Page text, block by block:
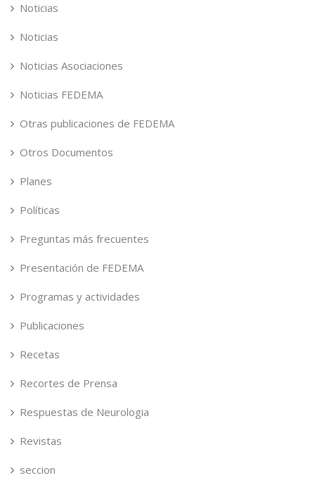
Noticias
Noticias
Noticias Asociaciones
Noticias FEDEMA
Otras publicaciones de FEDEMA
Otros Documentos
Planes
Políticas
Preguntas más frecuentes
Presentación de FEDEMA
Programas y actividades
Publicaciones
Recetas
Recortes de Prensa
Respuestas de Neurologia
Revistas
seccion